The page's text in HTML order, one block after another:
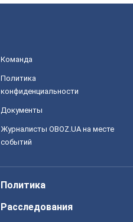
Команда
Политика
конфиденциальности
Документы
Журналисты OBOZ.UA на месте
событий
Политика
Расследования